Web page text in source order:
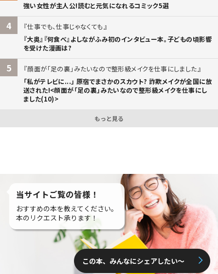
強い女性が主人公!読むと元気になれるコミック5選
4
仕事でも、仕事じゃなくても
『大奥』『何食べ』よしながふみ初のインタビュー本。子どもの頃影響
を受けた漫画は?
5
顔面が「足の裏」みたいなので整形級メイクを仕事にしました
「私がテレビに...」 原宿でまさかのスカウト? 詐欺メイクが全国に放
送された!<顔面が「足の裏」みたいなので整形級メイクを仕事にし
ました(10)>
もっと見る
当サイトご覧の皆様！
おすすめの本を教えてください。
本のリクエスト承ります！
この本、みんなにシェアしたい〜